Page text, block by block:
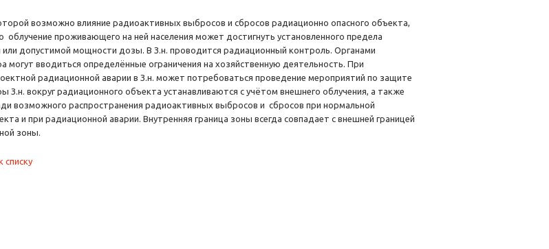
возможно влияние радиоактивных выбросов и сбросов радиационно опасного объекта,
облучение проживающего на ней населения может достигнуть установленного предела
допустимой мощности дозы. В З.н. проводится радиационный контроль. Органами
могут вводиться определённые ограничения на хозяйственную деятельность. При
радиационной аварии в З.н. может потребоваться проведение мероприятий по защите
З.н. вокруг радиационного объекта устанавливаются с учётом внешнего облучения, а также
возможного распространения радиоактивных выбросов и сбросов при нормальной
и при радиационной аварии. Внутренняя граница зоны всегда совпадает с внешней границей
зоны.
списку